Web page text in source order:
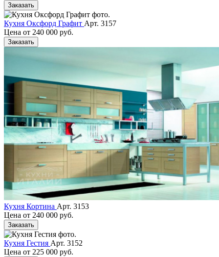
Заказать
Кухня Оксфорд Графит Арт. 3157
Цена от 240 000 руб.
Заказать
Кухня Кортина Арт. 3153
Цена от 240 000 руб.
Заказать
Кухня Гестия Арт. 3152
Цена от 225 000 руб.